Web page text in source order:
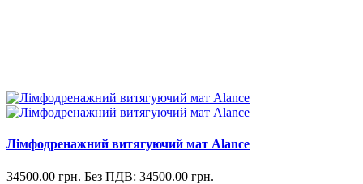
Лімфодренажний витягуючий мат Alance
34500.00 грн. Без ПДВ: 34500.00 грн.